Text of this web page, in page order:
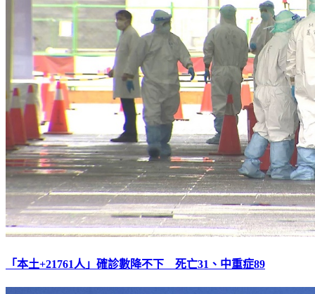
「本土+21761人」確診數降不下 死亡31、中重症89